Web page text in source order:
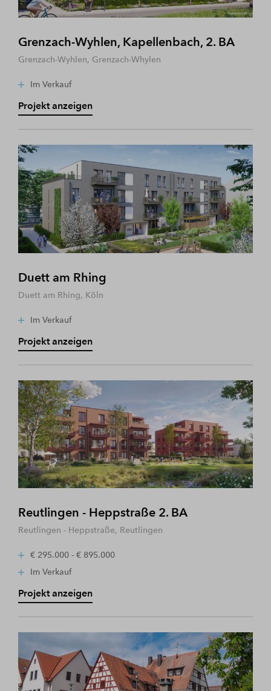
Grenzach-Wyhlen, Kapellenbach, 2. BA
Grenzach-Wyhlen, Grenzach-Whylen
Im Verkauf
Projekt anzeigen
Duett am Rhing
Duett am Rhing, Köln
Im Verkauf
Projekt anzeigen
Reutlingen - Heppstraße 2. BA
Reutlingen - Heppstraße, Reutlingen
€ 295.000 - € 895.000
Im Verkauf
Projekt anzeigen